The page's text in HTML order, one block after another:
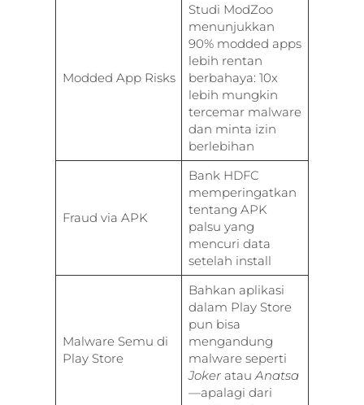
Modded App Risks
Studi ModZoo
menunjukkan
90% modded apps
lebih rentan
berbahaya: 10x
lebih mungkin
tercemar malware
dan minta izin
berlebihan
Fraud via APK
Bank HDFC
memperingatkan
tentang APK
palsu yang
mencuri data
setelah install
Malware Semu di
Play Store
Bahkan aplikasi
dalam Play Store
pun bisa
mengandung
malware seperti
Jokeratau Anatsa
—apalagi dari